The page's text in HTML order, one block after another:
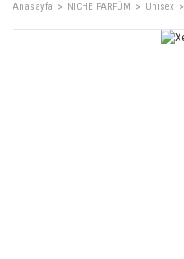
Anasayfa NICHE PARFÜM Unısex